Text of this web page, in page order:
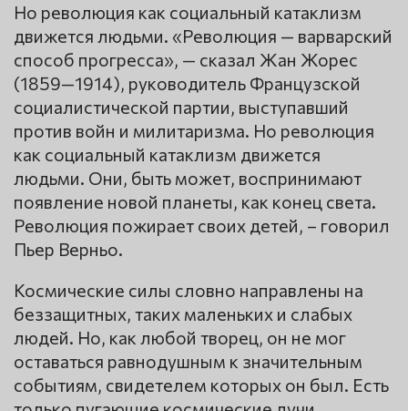
Но революция как социальный катаклизм
движется людьми. «Революция — варварский
способ прогресса», — сказал Жан Жорес
(1859—1914), руководитель Французской
социалистической партии, выступавший
против войн и милитаризма. Но революция
как социальный катаклизм движется
людьми. Они, быть может, воспринимают
появление новой планеты, как конец света.
Революция пожирает своих детей, – говорил
Пьер Верньо.
Космические силы словно направлены на
беззащитных, таких маленьких и слабых
людей. Но, как любой творец, он не мог
оставаться равнодушным к значительным
событиям, свидетелем которых он был. Есть